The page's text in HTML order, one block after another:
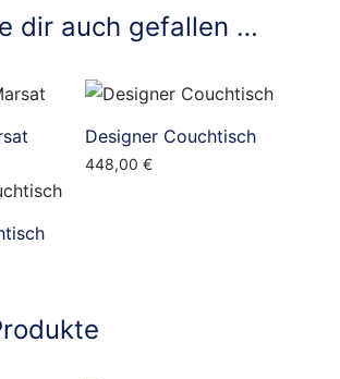
dir auch gefallen …
Designer Couchtisch
448,00 €